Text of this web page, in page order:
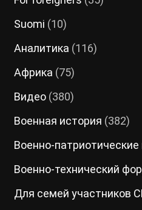
Suomi (10)
Аналитика (116)
Африка (75)
Видео(380)
Военная история (382)
Военно-патриотические
Военно-технический
Для семей участников